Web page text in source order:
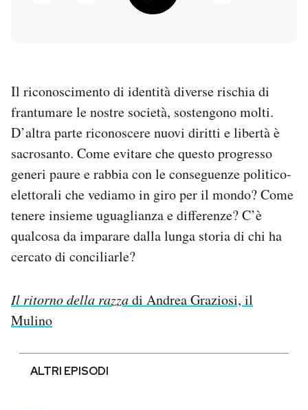
CALENDARIO
AREA PERSONALE
Entra
Il riconoscimento di identità diverse rischia di
frantumare le nostre società, sostengono molti.
D’altra parte riconoscere nuovi diritti e libertà è
sacrosanto. Come evitare che questo progresso
generi paure e rabbia con le conseguenze politico-
elettorali che vediamo in giro per il mondo? Come
tenere insieme uguaglianza e differenze? C’è
qualcosa da imparare dalla lunga storia di chi ha
cercato di conciliarle?
Il ritorno della razzadi Andrea Graziosi, il
Mulino
ALTRI EPISODI